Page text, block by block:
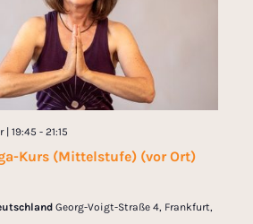
Kurs (Mittelstufe) (vor Ort)
| 19:45 - 21:15
Georg-Voigt-Straße 4, Frankfurt,